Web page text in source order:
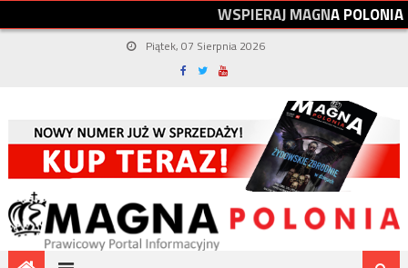
WSPIERAJMAGNAPOLONIA
Piątek, 07 Sierpnia 2026